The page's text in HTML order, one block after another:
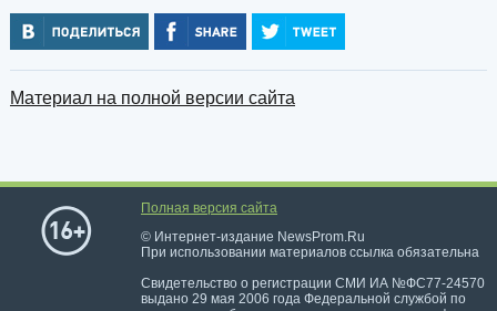
Материал на полной версии сайта
Полная версия сайта
© Интернет-издание NewsProm.Ru
При использовании материалов ссылка обязательна
Свидетельство о регистрации СМИ ИА №ФС77-24570
выдано 29 мая 2006 года Федеральной службой по